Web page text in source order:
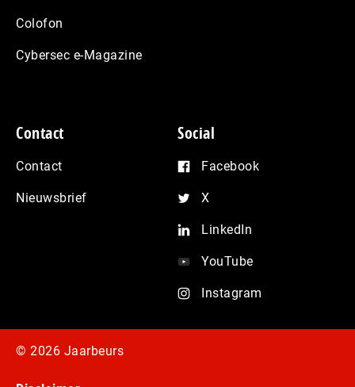
Colofon
Cybersec e-Magazine
Contact
Contact
Nieuwsbrief
Social
Facebook
X
LinkedIn
YouTube
Instagram
© 2026 Jaarbeurs